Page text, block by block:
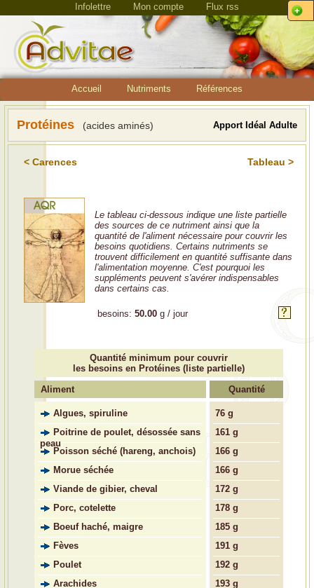
Infolettre Mon compte Flux rss
Accueil Nutriments Références
Protéines (acides aminés) Apport Idéal Adulte
< Carences Tableau >
Le tableau ci-dessous indique une liste partielle
des sources de ce nutriment ainsi que la
quantité de l'aliment nécessaire pour couvrir les
besoins quotidiens. Certains nutriments se
trouvent difficilement en quantité suffisante dans
l'alimentation moyenne. C'est pourquoi les
suppléments peuvent s'avérer indispensables
dans certains cas.
besoins: 50.00 g / jour
Quantité minimum pour couvrir
les besoins en Protéines (liste partielle)
Aliment
Quantité
Algues, spiruline
Poitrine de poulet, désossée sans
peau
Poisson séché (hareng, anchois)
Morue séchée
Viande de gibier, cheval
Porc, cotelette
Boeuf haché, maigre
Fèves
Poulet
Arachides
76 g
161 g
166 g
166 g
172 g
178 g
185 g
191 g
192 g
193 g